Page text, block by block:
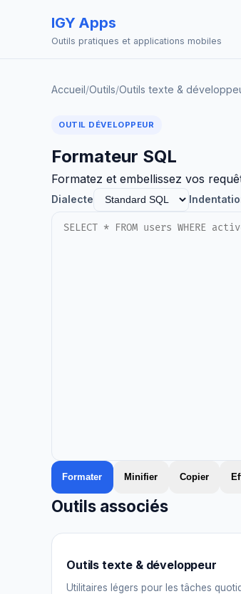
IGY Apps
Outils pratiques et applications mobiles
Accueil/Outils/Outils texte &
OUTIL DÉVELOPPEUR
Formateur SQL
Formatez et embellissez vos
Dialecte
Formater Minifier Copier
Outils associés
Outils texte & développeur
Utilitaires légers pour les tâches